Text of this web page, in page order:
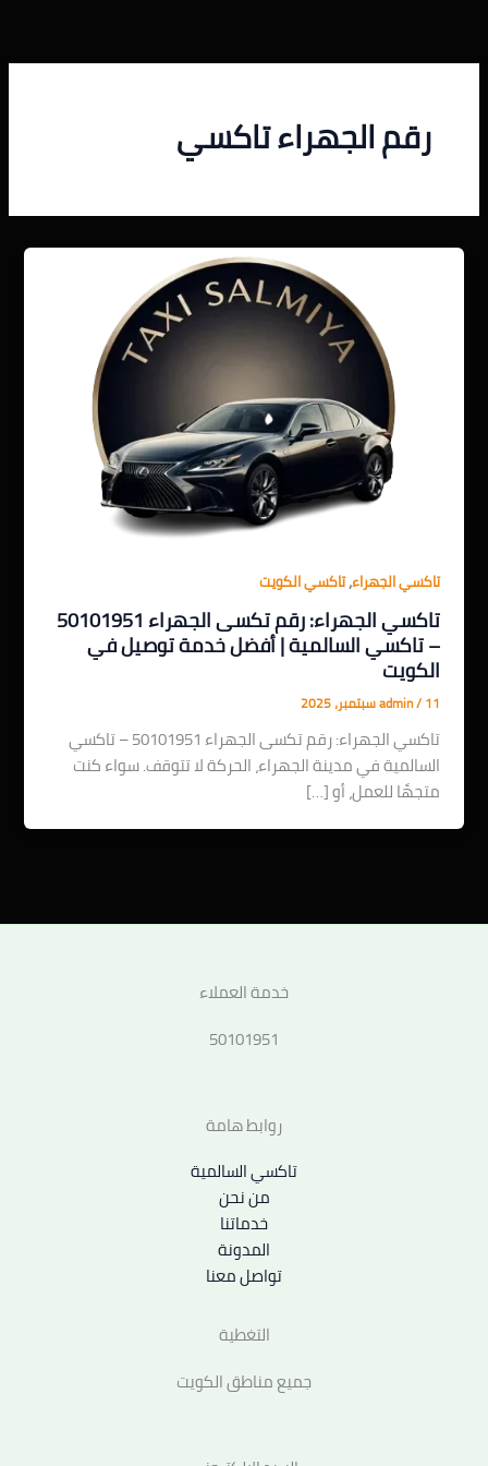
المحتوى
رقم الجهراء تاكسي
تاكسي الجهراء,تاكسي الكويت
تاكسي الجهراء: رقم تكسى الجهراء 50101951
– تاكسي السالمية | أفضل خدمة توصيل في
الكويت
admin/11 سبتمبر، 2025
تاكسي الجهراء: رقم تكسى الجهراء 50101951 – تاكسي
السالمية في مدينة الجهراء، الحركة لا تتوقف. سواء كنت
متجهًا للعمل، أو […]
خدمة العملاء
50101951
روابط هامة
تاكسي السالمية
من نحن
خدماتنا
المدونة
تواصل معنا
التغطية
جميع مناطق الكويت